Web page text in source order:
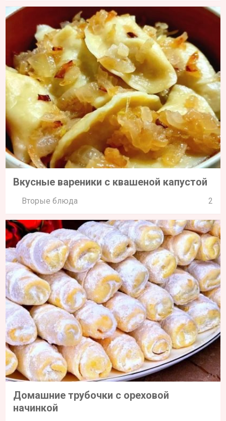
Вкусные вареники с квашеной капустой
Вторые блюда 2
Домашние трубочки с ореховой
начинкой